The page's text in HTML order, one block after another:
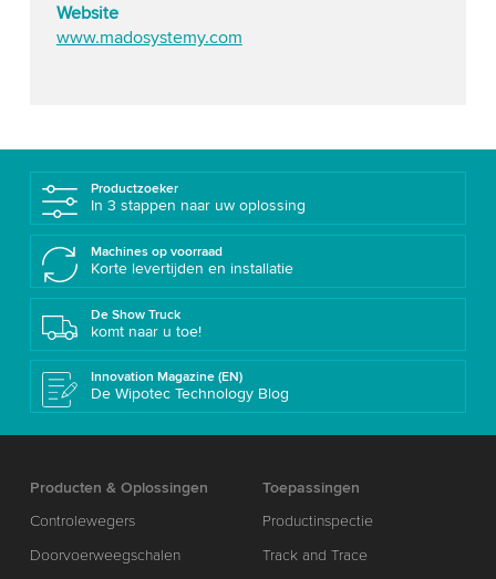
Website
www.madosystemy.com
Productzoeker
In 3 stappen naar uw oplossing
Machines op voorraad
Korte levertijden en installatie
De Show Truck
komt naar u toe!
Innovation Magazine (EN)
De Wipotec Technology Blog
Producten & Oplossingen
Controlewegers
Doorvoerweegschalen
Toepassingen
Productinspectie
Track and Trace